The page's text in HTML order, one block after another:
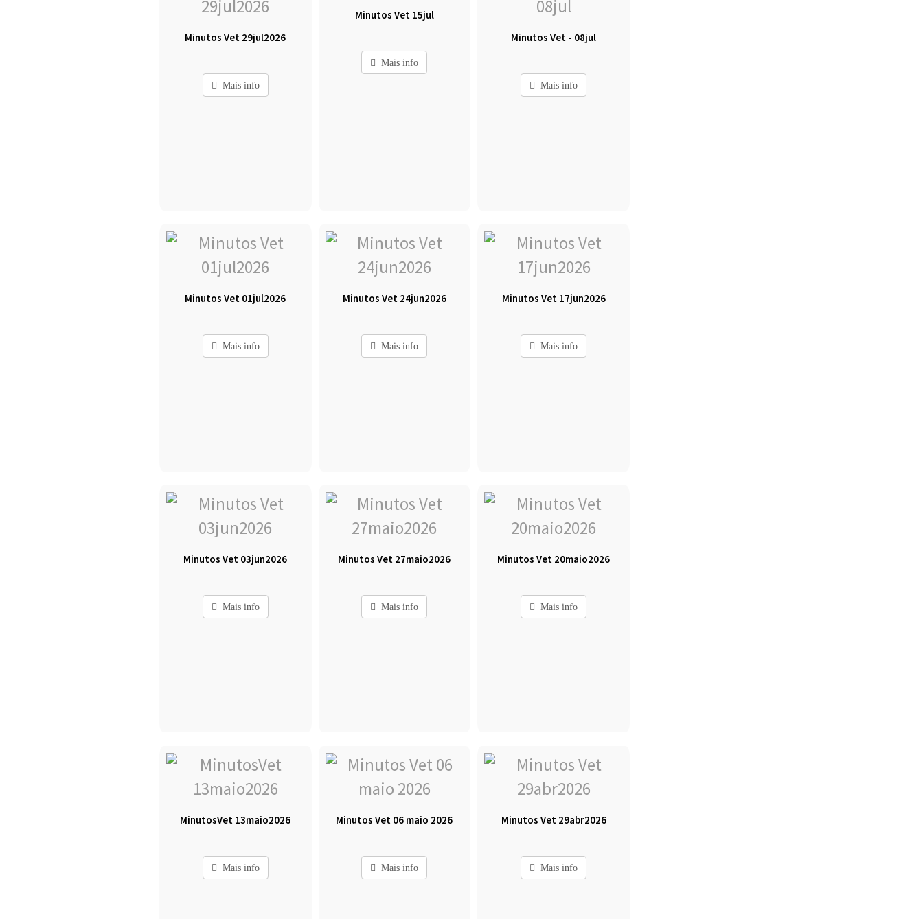
Minutos Vet 29jul2026
Mais info
Minutos Vet 15jul
Mais info
Minutos Vet - 08jul
Mais info
Minutos Vet 01jul2026
Mais info
Minutos Vet 24jun2026
Mais info
Minutos Vet 17jun2026
Mais info
Minutos Vet 03jun2026
Mais info
Minutos Vet 27maio2026
Mais info
Minutos Vet 20maio2026
Mais info
MinutosVet 13maio2026
Mais info
Minutos Vet 06 maio 2026
Mais info
Minutos Vet 29abr2026
Mais info